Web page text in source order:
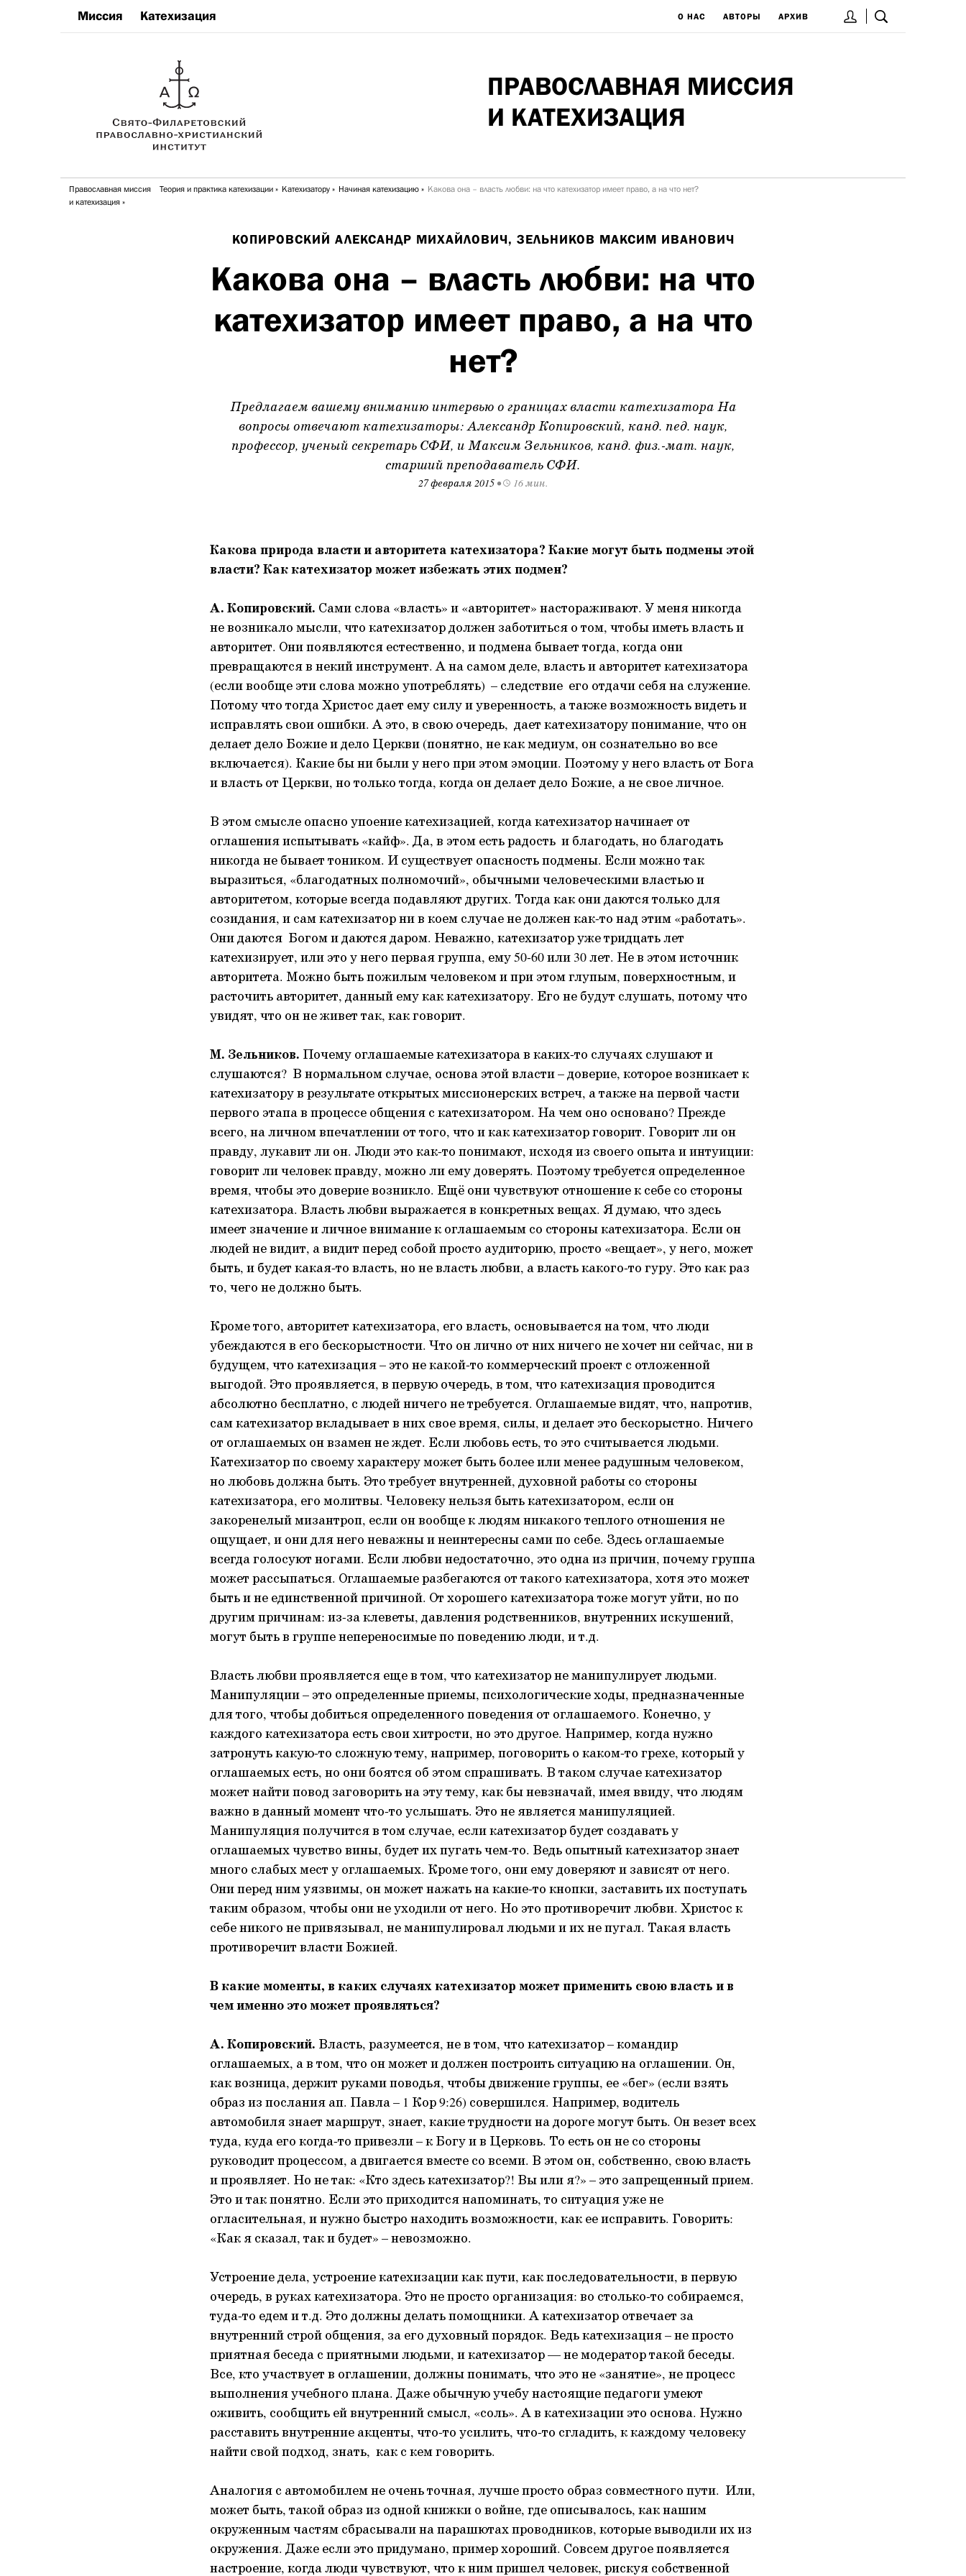
Миссия Катехизация О НАС АВТОРЫ АРХИВ
ПРАВОСЛАВНАЯ МИССИЯ
И КАТЕХИЗАЦИЯ
Православная миссия
и катехизация
Теория и практика катехизации Катехизатору Начиная катехизацию Какова она – власть любви: на что катехизатор имеет право, а на что нет?
КОПИРОВСКИЙ АЛЕКСАНДР МИХАЙЛОВИЧ, ЗЕЛЬНИКОВ МАКСИМ ИВАНОВИЧ
Какова она – власть любви: на что
катехизатор имеет право, а на что
нет?
Предлагаем вашему вниманию интервью о границах власти катехизатора На
вопросы отвечают катехизаторы: Александр Копировский, канд. пед. наук,
профессор, ученый секретарь СФИ, и Максим Зельников, канд. физ.-мат. наук,
старший преподаватель СФИ.
27 февраля 2015• 16 мин.
Какова природа власти и авторитета катехизатора? Какие могут быть подмены этой
власти? Как катехизатор может избежать этих подмен?
А. Копировский. Сами слова «власть» и «авторитет» настораживают. У меня никогда
не возникало мысли, что катехизатор должен заботиться о том, чтобы иметь власть и
авторитет. Они появляются естественно, и подмена бывает тогда, когда они
превращаются в некий инструмент. А на самом деле, власть и авторитет катехизатора
(если вообще эти слова можно употреблять) – следствие его отдачи себя на служение.
Потому что тогда Христос дает ему силу и уверенность, а также возможность видеть и
исправлять свои ошибки. А это, в свою очередь, дает катехизатору понимание, что он
делает дело Божие и дело Церкви (понятно, не как медиум, он сознательно во все
включается). Какие бы ни были у него при этом эмоции. Поэтому у него власть от Бога
и власть от Церкви, но только тогда, когда он делает дело Божие, а не свое личное.
В этом смысле опасно упоение катехизацией, когда катехизатор начинает от
оглашения испытывать «кайф». Да, в этом есть радость и благодать, но благодать
никогда не бывает тоником. И существует опасность подмены. Если можно так
выразиться, «благодатных полномочий», обычными человеческими властью и
авторитетом, которые всегда подавляют других. Тогда как они даются только для
созидания, и сам катехизатор ни в коем случае не должен как-то над этим «работать».
Они даются Богом и даются даром. Неважно, катехизатор уже тридцать лет
катехизирует, или это у него первая группа, ему 50-60 или 30 лет. Не в этом источник
авторитета. Можно быть пожилым человеком и при этом глупым, поверхностным, и
расточить авторитет, данный ему как катехизатору. Его не будут слушать, потому что
увидят, что он не живет так, как говорит.
М. Зельников. Почему оглашаемые катехизатора в каких-то случаях слушают и
слушаются? В нормальном случае, основа этой власти – доверие, которое возникает к
катехизатору в результате открытых миссионерских встреч, а также на первой части
первого этапа в процессе общения с катехизатором. На чем оно основано? Прежде
всего, на личном впечатлении от того, что и как катехизатор говорит. Говорит ли он
правду, лукавит ли он. Люди это как-то понимают, исходя из своего опыта и интуиции:
говорит ли человек правду, можно ли ему доверять. Поэтому требуется определенное
время, чтобы это доверие возникло. Ещё они чувствуют отношение к себе со стороны
катехизатора. Власть любви выражается в конкретных вещах. Я думаю, что здесь
имеет значение и личное внимание к оглашаемым со стороны катехизатора. Если он
людей не видит, а видит перед собой просто аудиторию, просто «вещает», у него, может
быть, и будет какая-то власть, но не власть любви, а власть какого-то гуру. Это как раз
то, чего не должно быть.
Кроме того, авторитет катехизатора, его власть, основывается на том, что люди
убеждаются в его бескорыстности. Что он лично от них ничего не хочет ни сейчас, ни в
будущем, что катехизация – это не какой-то коммерческий проект с отложенной
выгодой. Это проявляется, в первую очередь, в том, что катехизация проводится
абсолютно бесплатно, с людей ничего не требуется. Оглашаемые видят, что, напротив,
сам катехизатор вкладывает в них свое время, силы, и делает это бескорыстно. Ничего
от оглашаемых он взамен не ждет. Если любовь есть, то это считывается людьми.
Катехизатор по своему характеру может быть более или менее радушным человеком,
но любовь должна быть. Это требует внутренней, духовной работы со стороны
катехизатора, его молитвы. Человеку нельзя быть катехизатором, если он
закоренелый мизантроп, если он вообще к людям никакого теплого отношения не
ощущает, и они для него неважны и неинтересны сами по себе. Здесь оглашаемые
всегда голосуют ногами. Если любви недостаточно, это одна из причин, почему группа
может рассыпаться. Оглашаемые разбегаются от такого катехизатора, хотя это может
быть и не единственной причиной. От хорошего катехизатора тоже могут уйти, но по
другим причинам: из-за клеветы, давления родственников, внутренних искушений,
могут быть в группе непереносимые по поведению люди, и т.д.
Власть любви проявляется еще в том, что катехизатор не манипулирует людьми.
Манипуляции – это определенные приемы, психологические ходы, предназначенные
для того, чтобы добиться определенного поведения от оглашаемого. Конечно, у
каждого катехизатора есть свои хитрости, но это другое. Например, когда нужно
затронуть какую-то сложную тему, например, поговорить о каком-то грехе, который у
оглашаемых есть, но они боятся об этом спрашивать. В таком случае катехизатор
может найти повод заговорить на эту тему, как бы невзначай, имея ввиду, что людям
важно в данный момент что-то услышать. Это не является манипуляцией.
Манипуляция получится в том случае, если катехизатор будет создавать у
оглашаемых чувство вины, будет их пугать чем-то. Ведь опытный катехизатор знает
много слабых мест у оглашаемых. Кроме того, они ему доверяют и зависят от него.
Они перед ним уязвимы, он может нажать на какие-то кнопки, заставить их поступать
таким образом, чтобы они не уходили от него. Но это противоречит любви. Христос к
себе никого не привязывал, не манипулировал людьми и их не пугал. Такая власть
противоречит власти Божией.
В какие моменты, в каких случаях катехизатор может применить свою власть и в
чем именно это может проявляться?
А. Копировский. Власть, разумеется, не в том, что катехизатор – командир
оглашаемых, а в том, что он может и должен построить ситуацию на оглашении. Он,
как возница, держит руками поводья, чтобы движение группы, ее «бег» (если взять
образ из послания ап. Павла – 1 Кор 9:26) совершился. Например, водитель
автомобиля знает маршрут, знает, какие трудности на дороге могут быть. Он везет всех
туда, куда его когда-то привезли – к Богу и в Церковь. То есть он не со стороны
руководит процессом, а двигается вместе со всеми. В этом он, собственно, свою власть
и проявляет. Но не так: «Кто здесь катехизатор?! Вы или я?» – это запрещенный прием.
Это и так понятно. Если это приходится напоминать, то ситуация уже не
огласительная, и нужно быстро находить возможности, как ее исправить. Говорить:
«Как я сказал, так и будет» – невозможно.
Устроение дела, устроение катехизации как пути, как последовательности, в первую
очередь, в руках катехизатора. Это не просто организация: во столько-то собираемся,
туда-то едем и т.д. Это должны делать помощники. А катехизатор отвечает за
внутренний строй общения, за его духовный порядок. Ведь катехизация – не просто
приятная беседа с приятными людьми, и катехизатор — не модератор такой беседы.
Все, кто участвует в оглашении, должны понимать, что это не «занятие», не процесс
выполнения учебного плана. Даже обычную учебу настоящие педагоги умеют
оживить, сообщить ей внутренний смысл, «соль». А в катехизации это основа. Нужно
расставить внутренние акценты, что-то усилить, что-то сгладить, к каждому человеку
найти свой подход, знать, как с кем говорить.
Аналогия с автомобилем не очень точная, лучше просто образ совместного пути. Или,
может быть, такой образ из одной книжки о войне, где описывалось, как нашим
окруженным частям сбрасывали на парашютах проводников, которые выводили их из
окружения. Даже если это придумано, пример хороший. Совсем другое появляется
настроение, когда люди чувствуют, что к ним пришел человек, рискуя собственной